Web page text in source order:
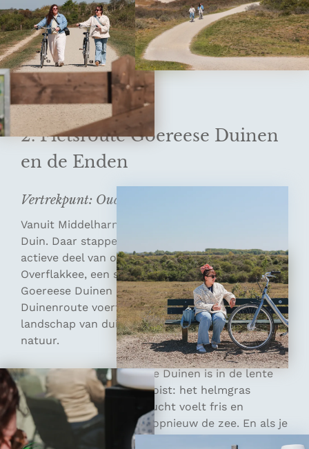
2. Fietsroute Goereese Duinen
en de Enden
Vertrekpunt: Ouddorp Duin
Vanuit Middelharnis rijden we door naar Ouddorp
Duin. Daar stappen we op de fiets voor het
actieve deel van onze lente roadtrip op Goeree-
Overflakkee, een stukje van de fietsroute
Goereese Duinen en de Enden. De Goereese
Duinenroute voert je door een afwisselend
landschap van duinen, open stukken, zeezicht en
natuur.
Fietsen door de Goereese Duinen is in de lente
misschien wel op z’n mooist: het helmgras
beweegt in de wind, de lucht voelt fris en
onderweg ruik je steeds opnieuw de zee. En als je
goed oplet, zie je meerdere fazanten tijdens de